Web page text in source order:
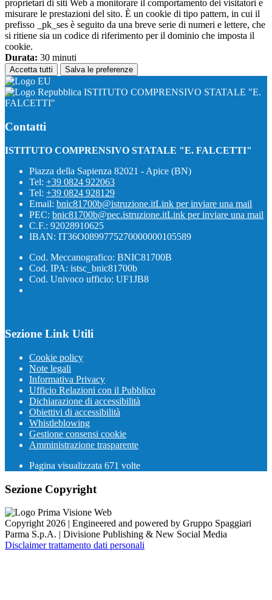
proprietari di siti Web a monitorare il comportamento dei visitatori e
misurare le prestazioni del sito. È un cookie di tipo pattern, in cui il
prefisso _pk_ses è seguito da una breve serie di numeri e lettere, che
si ritiene sia un codice di riferimento per il dominio che imposta il
cookie.
Durata: 30 minuti
Accetta tutti Salva le preferenze
ISTITUTO COMPRENSIVO STATALE "E.
FALCETTI"
Contatti
ISTITUTO COMPRENSIVO STATALE "E. FALCETTI"
Piazza della Sapienza 82021 - Apice (BN)
Tel: +39 0824 922063
Tel: +39 0824 928129
Email: bnic81700b@istruzione.itLink per inviare una mail
PEC: bnic81700b@pec.istruzione.itLink per inviare una mail
C.F.: 92028910625
IBAN: IT36O0899775270000000105589
Cod. Meccanografico: BNIC81700B
Cod. IPA: istsc_bnic81700b
Cod. Univoco ufficio: UF1JB8
Sezione Link Utili
Cookie policy
Note legali
Informativa Privacy
Ufficio Relazioni con il Pubblico
Dichiarazione di accessibilità
Obiettivi di accessibilità
Whistleblowing
Gestione consensi cookie
Amministrazione trasparente
Pagina visualizzata 671 volte
Sezione Copyright
Copyright 2026 | Engineered and powered by Gruppo Spaggiari
Parma S.p.A. | Divisione Publishing & New Social Media
Disclaimer trattamento dati personali